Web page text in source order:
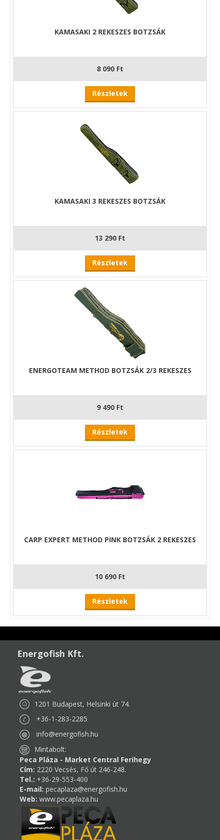
KAMASAKI 2 REKESZES BOTZSÁK
8 090 Ft
Részletek
KAMASAKI 3 REKESZES BOTZSÁK
13 290 Ft
Részletek
ENERGOTEAM METHOD BOTZSÁK 2/3 REKESZES
9 490 Ft
Részletek
CARP EXPERT METHOD PINK BOTZSÁK 2 REKESZES
10 690 Ft
Részletek
Energofish Kft.
1201 Budapest, Helsinki út 74.
+36-1-283-2285
info@energofish.hu
Mintabolt:
Peca Pláza - Market Central Ferihegy
Cím: 2220 Vecsés, Fő út 246-248.
Tel.: +36-29-553-400
E-mail: pecaplaza@energofish.hu
Web: www.pecaplaza.hu